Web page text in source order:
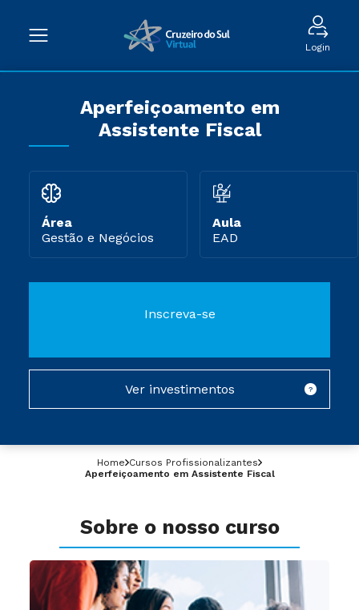
Login
Home Cursos Profissionalizantes
Aperfeiçoamento em Assistente Fiscal
Sobre o nosso curso
Aperfeiçoamento em
Assistente Fiscal
Área
Gestão e Negócios
Aula
EAD
Inscreva-se
Ver investimentos ?